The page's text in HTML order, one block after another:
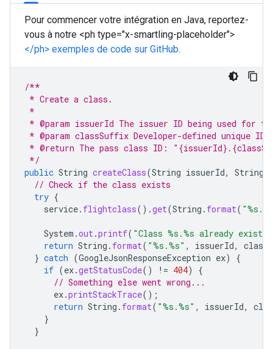
Pour commencer votre intégration en Java, reportez-
vous à notre <ph type="x-smartling-placeholder">
</ph> exemples de code sur GitHub.
/**
* Create a class.
*
* @param issuerId The issuer ID being used for
* @param classSuffix Developer-defined unique
* @return The pass class ID:
*/
public String createClass(String issuerId, String
// Check if the class exists
try {
service. flightclass().get(String . format(
System .out.printf( "Class %s.%s already
return String . format( "%s.%s" , issuerId,
} catch (GoogleJsonResponseException ex)
{
if (ex.getStatusCode() != 404)
{
// Something else went wrong...
ex.printStackTrace();
return String . format( "%s.%s" , issuerId,
}
}